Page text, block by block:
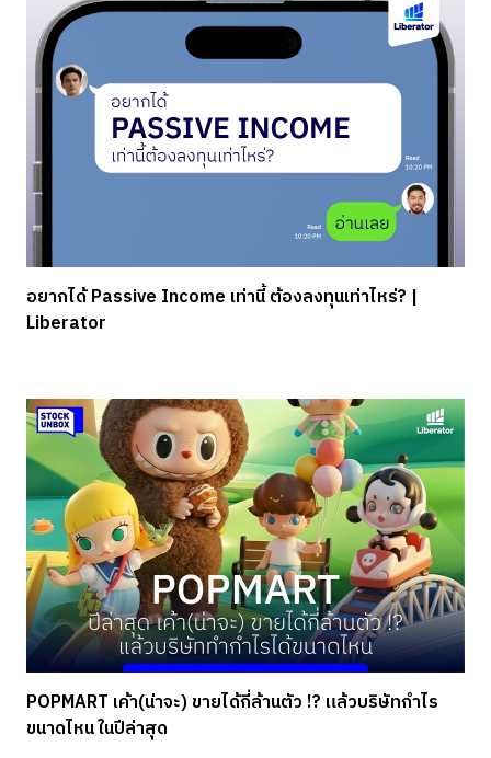
อยากได้ Passive Income เท่านี้ ต้องลงทุนเท่าไหร่? |
Liberator
POPMART เค้า(น่าจะ) ขายได้กี่ล้านตัว !? แล้วบริษัทกำไร
ขนาดไหน ในปีล่าสุด